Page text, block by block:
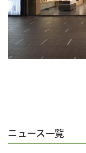
ニュース一覧